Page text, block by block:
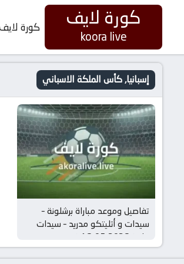
كورة لايف
koora live
كورة
إسبانيا, كأس الملكة الاسباني
تفاصيل وموعد مباراة برشلونة –
سيدات و أتليتكو مدريد – سيدات
بتاريخ 2026-05-16 في دوري
إسبانيا, كأس الملكة الاسباني